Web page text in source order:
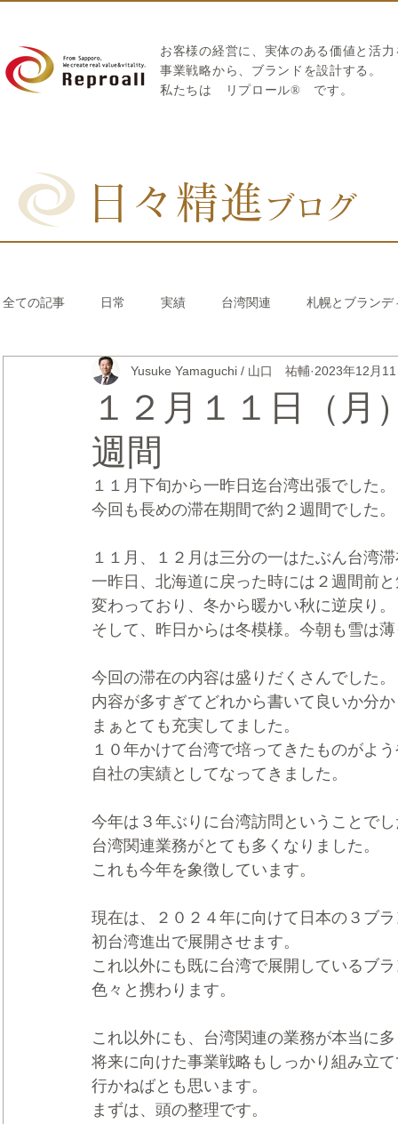
お客様の経営に、実体のある価値と活
​事業戦略から、ブランドを設計する。
私たちは
リプロール® です。
日々精進 ブログ
全ての記事 日常 実績 台湾関連 札幌とブランデ
リブランディング® さとうきび繊維のストロー 中国
CRMブランディング®
１２月１１日（
週間
Yusuke Yamaguchi / 山口 祐輔 2023年12月
１１月下旬から一昨日迄台湾出張でした。
今回も長めの滞在期間で約２週間でした。
１１月、１２月は三分の一はたぶん台湾
一昨日、北海道に戻った時には２週間前
変わっており、冬から暖かい秋に逆戻り。
そして、昨日からは冬模様。今朝も雪は
今回の滞在の内容は盛りだくさんでした。
内容が多すぎてどれから書いて良いか分
まぁとても充実してました。
１０年かけて台湾で培ってきたものがよ
自社の実績としてなってきました。
今年は３年ぶりに台湾訪問ということで
台湾関連業務がとても多くなりました。
これも今年を象徴しています。
現在は、２０２４年に向けて日本の３ブ
初台湾進出で展開させます。
これ以外にも既に台湾で展開しているブ
色々と携わります。
これ以外にも、台湾関連の業務が本当に
将来に向けた事業戦略もしっかり組み立
行かねばとも思います。
まずは、頭の整理です。